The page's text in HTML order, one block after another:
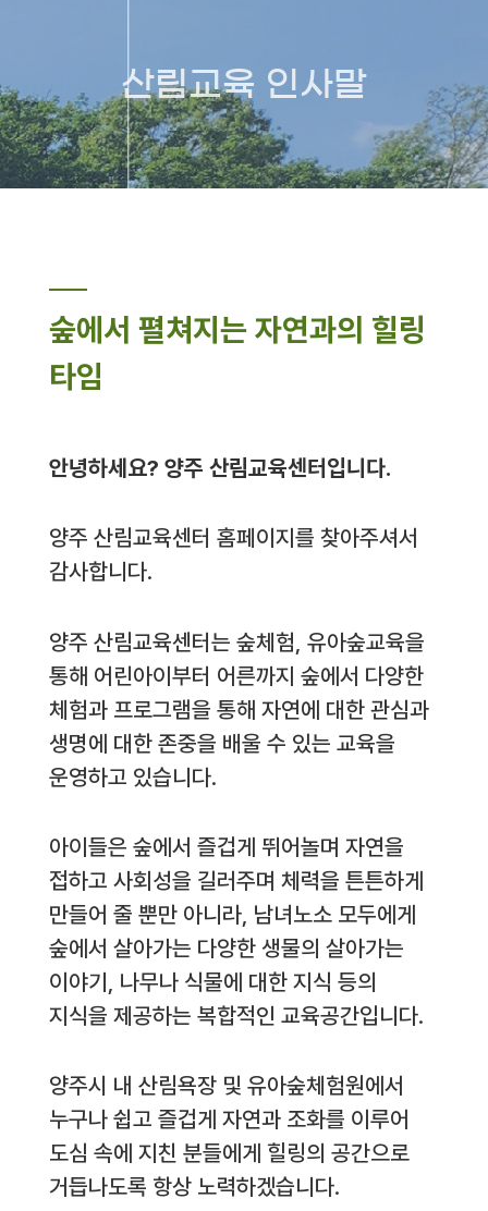
산림교육 인사말
숲에서 펼쳐지는 자연과의 힐링
타임
안녕하세요? 양주 산림교육센터입니다.
양주 산림교육센터 홈페이지를 찾아주셔서
감사합니다.
양주 산림교육센터는 숲체험, 유아숲교육을
통해 어린아이부터 어른까지 숲에서 다양한
체험과 프로그램을 통해 자연에 대한 관심과
생명에 대한 존중을 배울 수 있는 교육을
운영하고 있습니다.
아이들은 숲에서 즐겁게 뛰어놀며 자연을
접하고 사회성을 길러주며 체력을 튼튼하게
만들어 줄 뿐만 아니라, 남녀노소 모두에게
숲에서 살아가는 다양한 생물의 살아가는
이야기, 나무나 식물에 대한 지식 등의
지식을 제공하는 복합적인 교육공간입니다.
양주시 내 산림욕장 및 유아숲체험원에서
누구나 쉽고 즐겁게 자연과 조화를 이루어
도심 속에 지친 분들에게 힐링의 공간으로
거듭나도록 항상 노력하겠습니다.